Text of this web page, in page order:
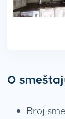
O
Broj